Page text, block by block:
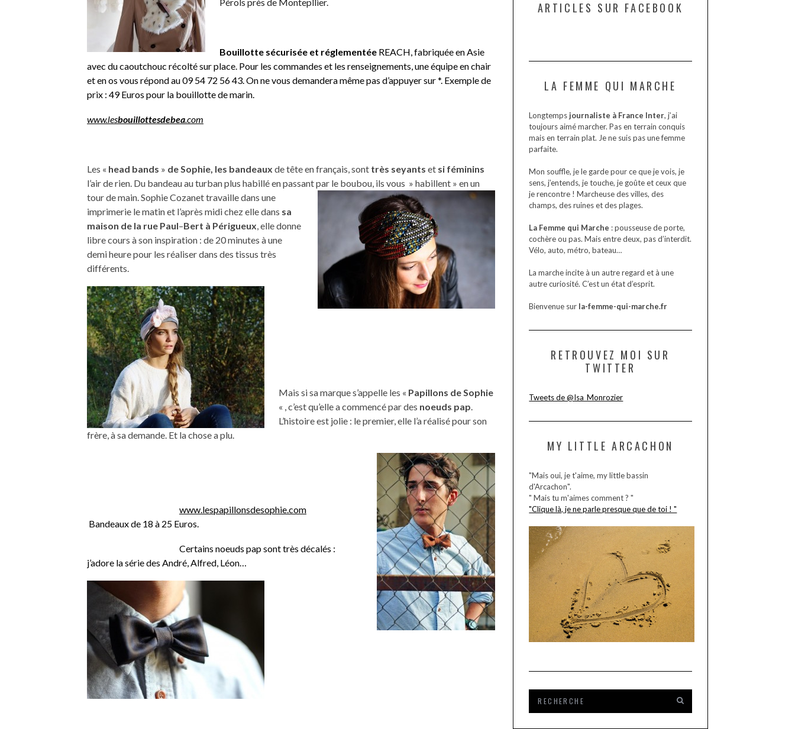
Bouillotte sécurisée et réglementée REACH, fabriquée en Asie
avec du caoutchouc récolté sur place. Pour les commandes et les renseignements, une équipe en chair
et en os vous répond au 09 54 72 56 43. On ne vous demandera même pas d’appuyer sur *. Exemple de
prix : 49 Euros pour la bouillotte de marin.
www.lesbouillottesdebea.com
Les « head bands » de Sophie, les bandeaux de tête en français, sont très seyants et si féminins
l’air de rien. Du bandeau au turban plus habillé en passant par le boubou, ils vous » habillent » en un
tour de main.Sophie Cozanet travaille dans une
imprimerie le matin et l’après midi chez elle dans sa
maison de la rue Paul–Bert à Périgueux, elle donne
libre cours à son inspiration : de 20 minutes à une
demi heure pour les réaliser dans des tissus très
différents.
Mais si sa marque s’appelle les « Papillons de Sophie
« , c’est qu’elle a commencé par des noeuds pap.
L’histoire est jolie : le premier, elle l’a réalisé pour son
frère, à sa demande. Et la chose a plu.
www.lespapillonsdesophie.com
Bandeaux de 18 à 25 Euros.
Certains noeuds pap sont très décalés :
j’adore la série des André, Alfred, Léon…
ARTICLES SUR FACEBOOK
LA FEMME QUI MARCHE
Longtemps journaliste à France Inter, j’ai
toujours aimé marcher. Pas en terrain conquis
mais en terrain plat. Je ne suis pas une femme
parfaite.
Mon souffle, je le garde pour ce que je vois, je
sens, j’entends, je touche, je goûte et ceux que
je rencontre ! Marcheuse des villes, des
champs, des ruines et des plages.
La Femme qui Marche : pousseuse de porte,
cochère ou pas. Mais entre deux, pas d’interdit.
Vélo, auto, métro, bateau…
La marche incite à un autre regard et à une
autre curiosité. C’est un état d’esprit.
Bienvenue sur la-femme-qui-marche.fr
RETROUVEZ MOI SUR
TWITTER
Tweets de @Isa_Monrozier
MY LITTLE ARCACHON
"Mais oui, je t'aime, my little bassin
d'Arcachon".
" Mais tu m'aimes comment ? "
"Clique là, je ne parle presque que de toi ! "